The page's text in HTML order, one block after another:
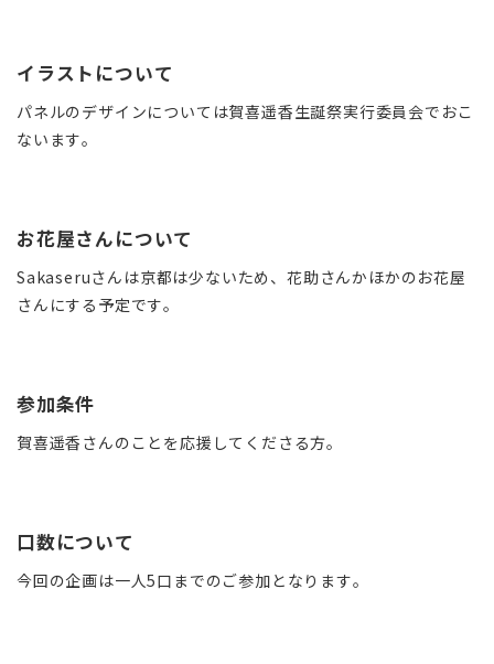
イラストについて
パネルのデザインについては賀喜遥香生誕祭実行委員会でおこ
ないます。
お花屋さんについて
Sakaseruさんは京都は少ないため、花助さんかほかのお花屋
さんにする予定です。
参加条件
賀喜遥香さんのことを応援してくださる方。
口数について
今回の企画は一人5口までのご参加となります。